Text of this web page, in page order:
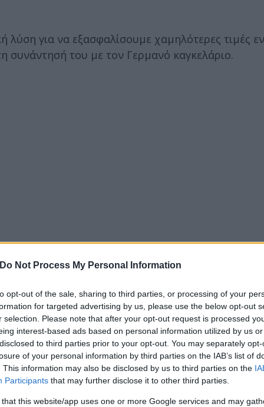
Do Not Process My Personal Information
opt-out of the sale, sharing to third parties, or processing of your
for targeted advertising by us, please use the below opt-out
selection. Please note that after your opt-out request is processed
interest-based ads based on personal information utilized by us
to third parties prior to your opt-out. You may separately
of your personal information by third parties on the IAB’s list of
This information may also be disclosed by us to third parties on the
Participants that may further disclose it to other third parties.
that this website/app uses one or more Google services and may
για να εξασφαλίσουμε χαμηλότερες τιμές
του με τον Γερμανό καγκελάριο.
με τη γειτονική της χώρα, σχεδιάζει να
της.
μείγμα του κράτους-μέλους της ΕΕ αναμένεται να
στην Πράγα. Για την επίτευξη του στόχου
αντιδραστήρων.
σε λειτουργία στη Γερμανία σχεδιάζεται
της πολιτικής που συνοψίζεται με τον όρο